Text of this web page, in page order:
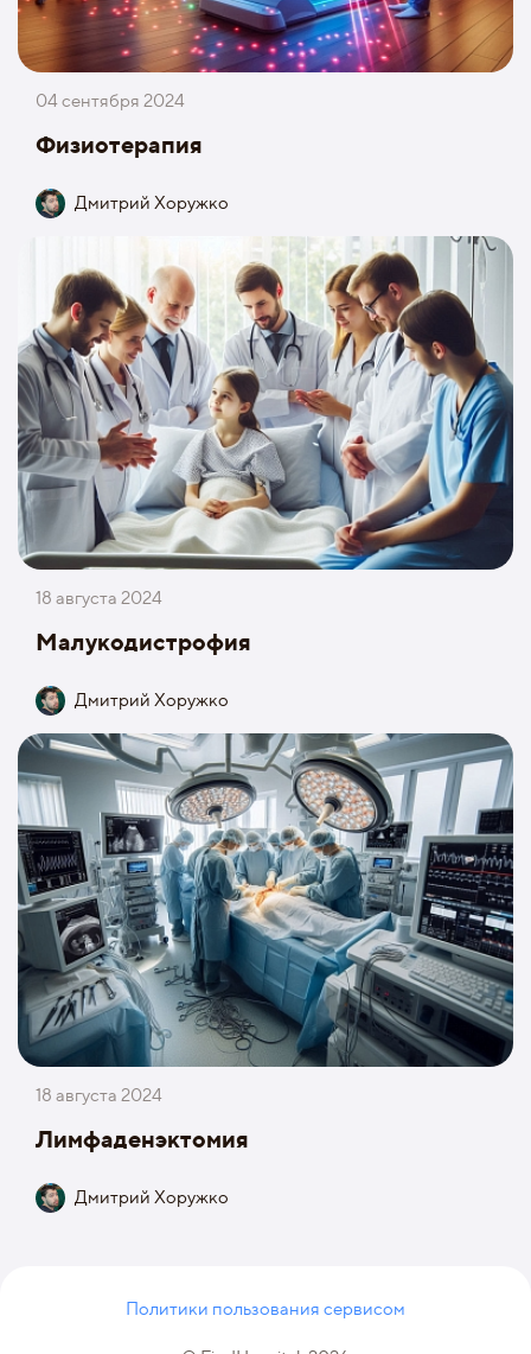
04 сентября 2024
Физиотерапия
Дмитрий Хоружко
18 августа 2024
Малукодистрофия
Дмитрий Хоружко
18 августа 2024
Лимфаденэктомия
Дмитрий Хоружко
Политики пользования сервисом